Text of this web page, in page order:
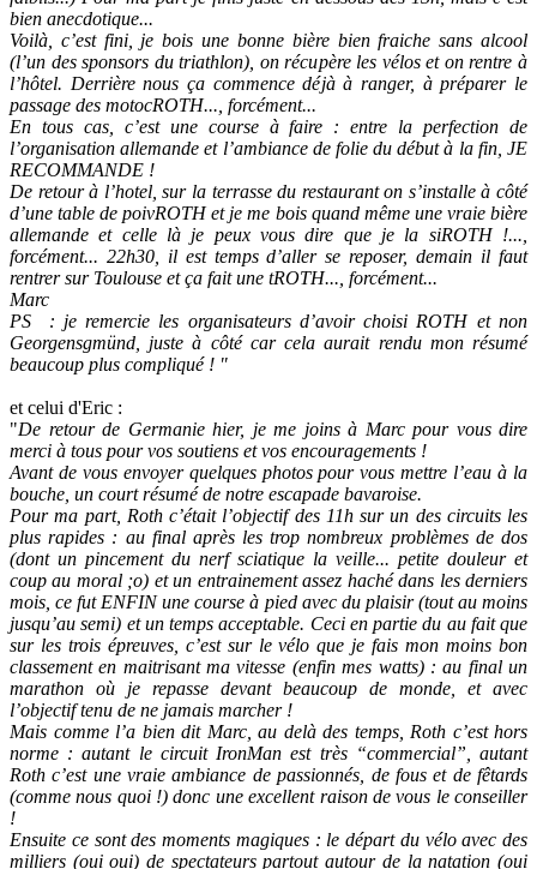
bien anecdotique...
Voilà, c’est fini, je bois une bonne bière bien fraiche sans alcool
(l’un des sponsors du triathlon), on récupère les vélos et on rentre à
l’hôtel. Derrière nous ça commence déjà à ranger, à préparer le
passage des motocROTH..., forcément...
En tous cas, c’est une course à faire : entre la perfection de
l’organisation allemande et l’ambiance de folie du début à la fin, JE
RECOMMANDE !
De retour à l’hotel, sur la terrasse du restaurant on s’installe à côté
d’une table de poivROTH et je me bois quand même une vraie bière
allemande et celle là je peux vous dire que je la siROTH !...,
forcément... 22h30, il est temps d’aller se reposer, demain il faut
rentrer sur Toulouse et ça fait une tROTH..., forcément...
Marc
PS : je remercie les organisateurs d’avoir choisi ROTH et non
Georgensgmünd, juste à côté car cela aurait rendu mon résumé
beaucoup plus compliqué ! "
et celui d'Eric :
"De retour de Germanie hier, je me joins à Marc pour vous dire
merci à tous pour vos soutiens et vos encouragements !
Avant de vous envoyer quelques photos pour vous mettre l’eau à la
bouche, un court résumé de notre escapade bavaroise.
Pour ma part, Roth c’était l’objectif des 11h sur un des circuits les
plus rapides : au final après les trop nombreux problèmes de dos
(dont un pincement du nerf sciatique la veille... petite douleur et
coup au moral ;o) et un entrainement assez haché dans les derniers
mois, ce fut ENFIN une course à pied avec du plaisir (tout au moins
jusqu’au semi) et un temps acceptable. Ceci en partie du au fait que
sur les trois épreuves, c’est sur le vélo que je fais mon moins bon
classement en maitrisant ma vitesse (enfin mes watts) : au final un
marathon où je repasse devant beaucoup de monde, et avec
l’objectif tenu de ne jamais marcher !
Mais comme l’a bien dit Marc, au delà des temps, Roth c’est hors
norme : autant le circuit IronMan est très “commercial”, autant
Roth c’est une vraie ambiance de passionnés, de fous et de fêtards
(comme nous quoi !) donc une excellent raison de vous le conseiller
!
Ensuite ce sont des moments magiques : le départ du vélo avec des
milliers (oui oui) de spectateurs partout autour de la natation (oui